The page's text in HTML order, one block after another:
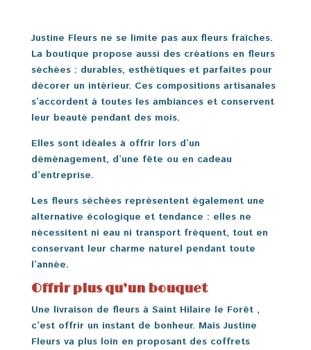
Justine Fleurs ne se limite pas aux fleurs fraîches.
La boutique propose aussi des créations en fleurs
séchées : durables, esthétiques et parfaites pour
décorer un intérieur. Ces compositions artisanales
s’accordent à toutes les ambiances et conservent
leur beauté pendant des mois.
Elles sont idéales à offrir lors d’un
déménagement, d’une fête ou en cadeau
d’entreprise.
Les fleurs séchées représentent également une
alternative écologique et tendance : elles ne
nécessitent ni eau ni transport fréquent, tout en
conservant leur charme naturel pendant toute
l’année.
Offrir plus qu’un bouquet
Une livraison de fleurs à Saint Hilaire le Forêt ,
c’est offrir un instant de bonheur. Mais Justine
Fleurs va plus loin en proposant des coffrets